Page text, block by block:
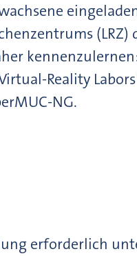
(LRZ)
Reality
NG.
erforderlich